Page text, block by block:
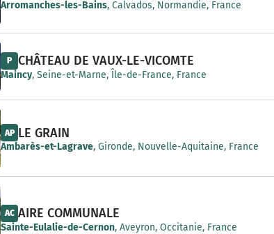
Arromanches-les-Bains, Calvados, Normandie, France
P CHÂTEAU DE VAUX-LE-VICOMTE
Maincy, Seine-et-Marne, Île-de-France, France
AP LE GRAIN
Ambarès-et-Lagrave, Gironde, Nouvelle-Aquitaine, France
AC AIRE COMMUNALE
Sainte-Eulalie-de-Cernon, Aveyron, Occitanie, France